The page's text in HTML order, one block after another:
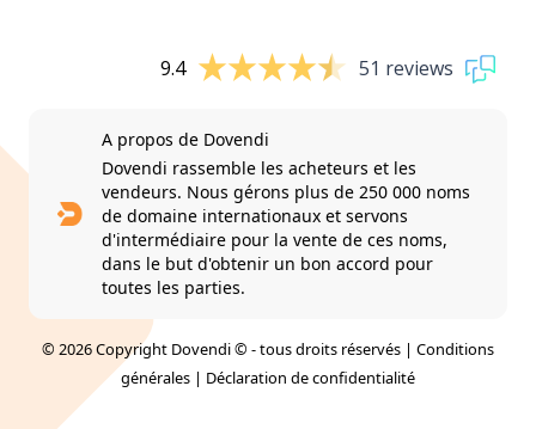
9.4 51 reviews
A propos de Dovendi
Dovendi rassemble les acheteurs et les
vendeurs. Nous gérons plus de 250 000 noms
de domaine internationaux et servons
d'intermédiaire pour la vente de ces noms,
dans le but d'obtenir un bon accord pour
toutes les parties.
© 2026 Copyright Dovendi © - tous droits réservés | Conditions
générales | Déclaration de confidentialité